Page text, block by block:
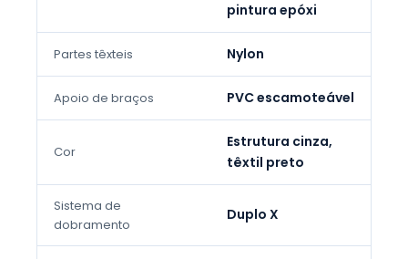
pintura epóxi
Partes têxteis Nylon
Apoio de braços PVC escamoteável
Cor
Estrutura cinza,
têxtil preto
Sistema de
dobramento
Duplo X